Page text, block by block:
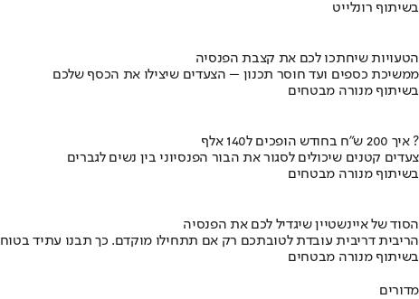
בשיתוף רונלייט
הטעויות שיחתכו לכם את קצבת הפנסיה
ממשיכת כספים ועד חוסר תכנון – הצעדים שיצילו את הכסף שלכם
בשיתוף מנורה מבטחים
איך 200 ש"ח בחודש הופכים ל140 אלף ?
צעדים קטנים שיכולים לסגור את הבור הפנסיוני בין נשים לגברים
בשיתוף מנורה מבטחים
הסוד של איינשטיין שיגדיל לכם את הפנסיה
הריבית דריבית עובדת לטובתכם רק אם תתחילו מוקדם. כך תבנו עתיד בטוח
בשיתוף מנורה מבטחים
מדורים